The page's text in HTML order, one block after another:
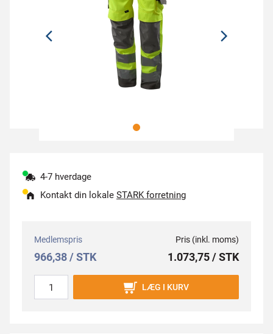
4-7 hverdage
Kontakt din lokale STARK forretning
Medlemspris
966,38 / STK
Pris (inkl. moms)
1.073,75 / STK
LÆG I KURV